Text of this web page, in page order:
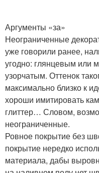
Аргументы «за»
Неограниченные
уже говорили ранее,
угодно: глянцевым или
узорчатым. Оттенок
максимально близко к
хороши имитировать
глиттер… Словом,
неограниченные.
Ровное покрытие без
покрытие нередко
материала, дабы